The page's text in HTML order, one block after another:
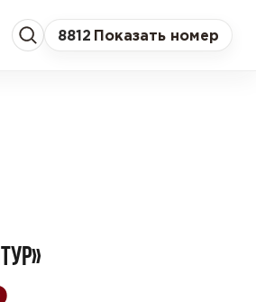
8812 Показать номер